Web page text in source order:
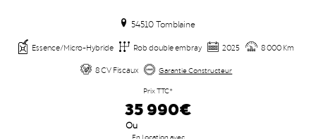
54510 Tomblaine
Essence/Micro-Hybride Rob double embray 2025
8 000 Km
8 CV Fiscaux
Garantie Constructeur
Prix TTC*
35 990€
Ou
En Location avec